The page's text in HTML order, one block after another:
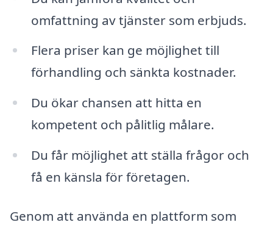
omfattning av tjänster som erbjuds.
Flera priser kan ge möjlighet till
förhandling och sänkta kostnader.
Du ökar chansen att hitta en
kompetent och pålitlig målare.
Du får möjlighet att ställa frågor och
få en känsla för företagen.
Genom att använda en plattform som